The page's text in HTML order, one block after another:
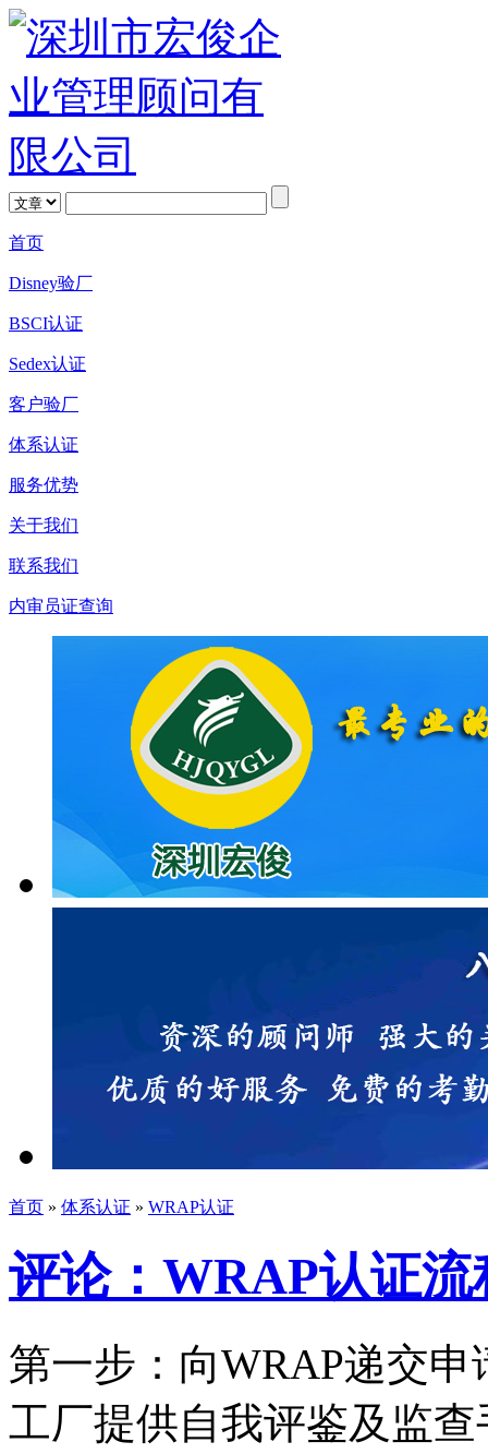
首页
Disney验厂
BSCI认证
Sedex认证
客户验厂
体系认证
服务优势
关于我们
联系我们
内审员证查询
首页 » 体系认证 » WRAP认证
评论：WRAP认证流
第一步：向WRAP递交
工厂提供自我评鉴及监